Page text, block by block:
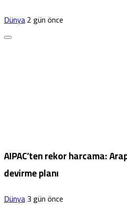
Dünya2 gün önce
AIPAC’ten rekor harcama:
devirme planı
Dünya3 gün önce